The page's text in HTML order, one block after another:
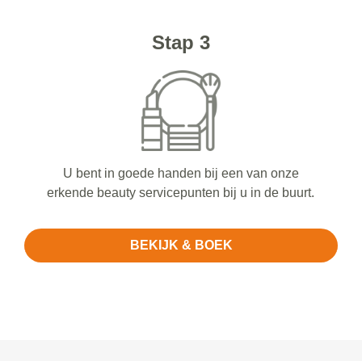
Stap 3
U bent in goede handen bij een van onze
erkende beauty servicepunten bij u in de buurt.
BEKIJK & BOEK